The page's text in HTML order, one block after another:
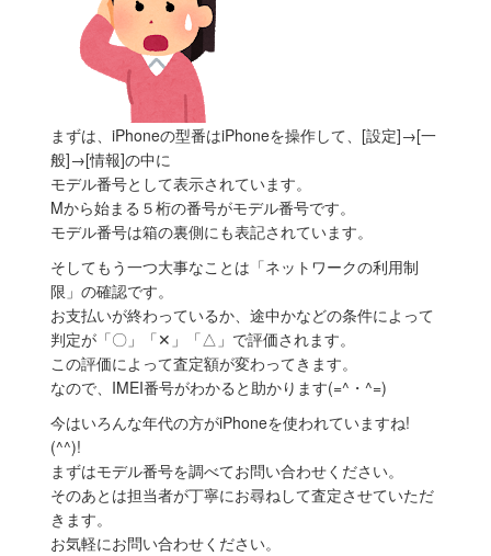
まずは、iPhoneの型番はiPhoneを操作して、[設定]→[一
般]→[情報]の中に
モデル番号として表示されています。
Mから始まる５桁の番号がモデル番号です。
モデル番号は箱の裏側にも表記されています。
そしてもう一つ大事なことは「ネットワークの利用制
限」の確認です。
お支払いが終わっているか、途中かなどの条件によって
判定が「〇」「✕」「△」で評価されます。
この評価によって査定額が変わってきます。
なので、IMEI番号がわかると助かります(=^・^=)
今はいろんな年代の方がiPhoneを使われていますね!
(^^)!
まずはモデル番号を調べてお問い合わせください。
そのあとは担当者が丁寧にお尋ねして査定させていただ
きます。
お気軽にお問い合わせください。